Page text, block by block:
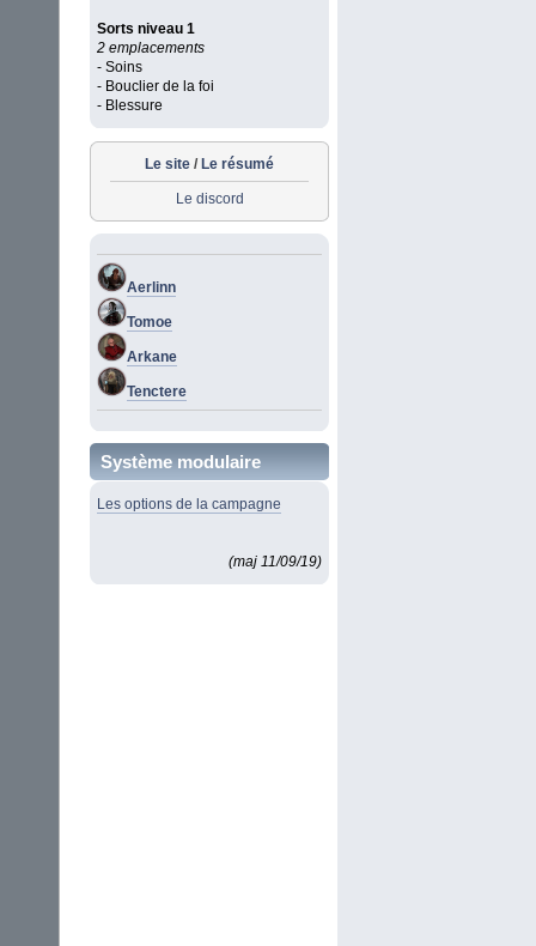
Sorts niveau 1
2 emplacements
- Soins
- Bouclier de la foi
- Blessure
Le site / Le résumé
Le discord
Aerlinn
Tomoe
Arkane
Tenctere
Système modulaire
Les options de la campagne
(maj 11/09/19)